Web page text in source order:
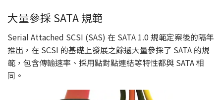
大量參採 SATA 規範
Serial Attached SCSI (SAS) 在 SATA 1.0 規範定案後的隔年
推出，在 SCSI 的基礎上發展之餘還大量參採了 SATA 的規
範，包含傳輸速率、採用點對點連結等特性都與 SATA 相
同。